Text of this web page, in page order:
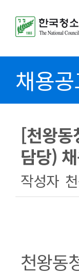
채용
[천왕동
담당)
작성자
본문
천왕동